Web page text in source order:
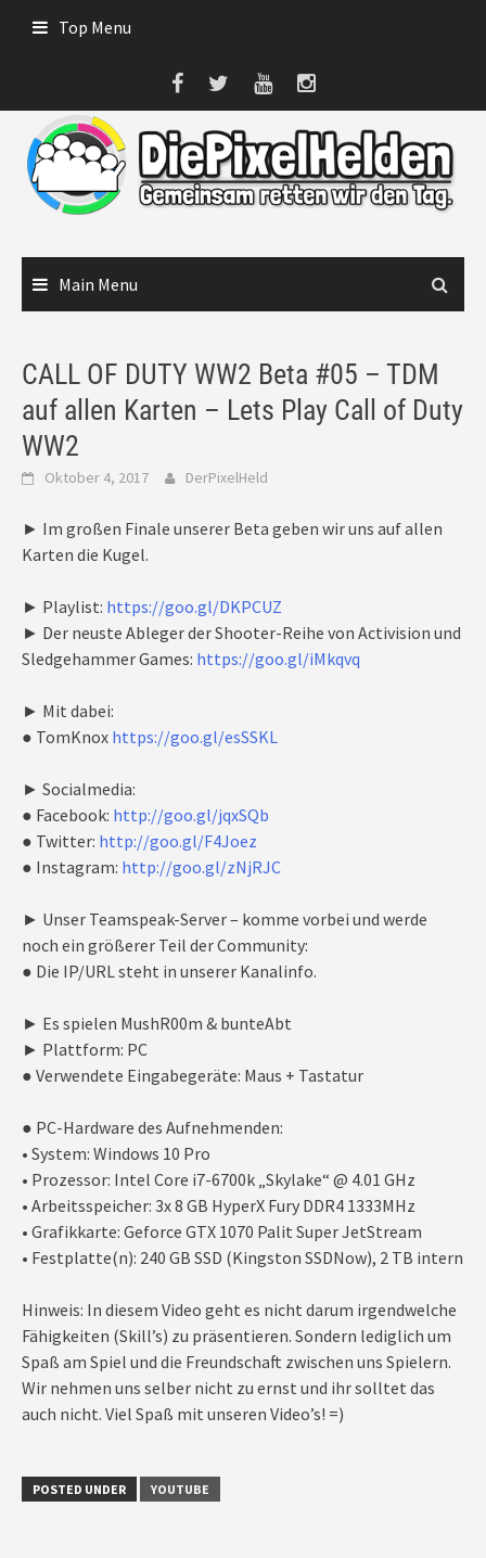
Top Menu
Main Menu
CALL OF DUTY WW2 Beta #05 – TDM
auf allen Karten – Lets Play Call of Duty
WW2
Oktober 4, 2017 DerPixelHeld
► Im großen Finale unserer Beta geben wir uns auf allen
Karten die Kugel.
► Playlist: https://goo.gl/DKPCUZ
► Der neuste Ableger der Shooter-Reihe von Activision und
Sledgehammer Games: https://goo.gl/iMkqvq
► Mit dabei:
● TomKnox https://goo.gl/esSSKL
► Socialmedia:
● Facebook: http://goo.gl/jqxSQb
● Twitter: http://goo.gl/F4Joez
● Instagram: http://goo.gl/zNjRJC
► Unser Teamspeak-Server – komme vorbei und werde
noch ein größerer Teil der Community:
● Die IP/URL steht in unserer Kanalinfo.
► Es spielen MushR00m & bunteAbt
► Plattform: PC
● Verwendete Eingabegeräte: Maus + Tastatur
● PC-Hardware des Aufnehmenden:
• System: Windows 10 Pro
• Prozessor: Intel Core i7-6700k „Skylake“ @ 4.01 GHz
• Arbeitsspeicher: 3x 8 GB HyperX Fury DDR4 1333MHz
• Grafikkarte: Geforce GTX 1070 Palit Super JetStream
• Festplatte(n): 240 GB SSD (Kingston SSDNow), 2 TB intern
Hinweis: In diesem Video geht es nicht darum irgendwelche
Fähigkeiten (Skill’s) zu präsentieren. Sondern lediglich um
Spaß am Spiel und die Freundschaft zwischen uns Spielern.
Wir nehmen uns selber nicht zu ernst und ihr solltet das
auch nicht. Viel Spaß mit unseren Video’s! =)
POSTED UNDER YOUTUBE